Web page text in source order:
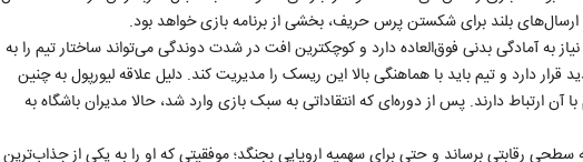
بلند برای شکستن پرس حریف، بخشی از برنامه بازی خواهد بود.
به آمادگی بدنی فوق‌العاده دارد و کوچکترین افت در شدت دوندگی می‌تواند ساختار تیم را به
دارد و تیم باید با هماهنگی بالا این ریسک را مدیریت کند. دلیل علاقه لیورپول به چنین
دارند. پس از دوره‌ای که انتقاداتی به سبک بازی وارد شد، حالا مدیران باشگاه به
سطحی رقابتی برساند و حتی برای سهمیه اروپایی بجنگد؛ موفقیتی که او را به یکی از جذاب‌ترین